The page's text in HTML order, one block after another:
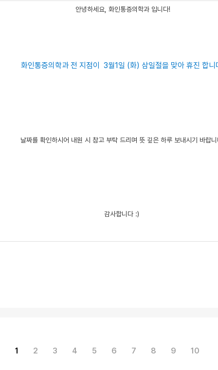
안녕하세요, 화인통증의학과 입니다!
화인통증의학과 전 지점이  3월1일 (화) 삼일절을 맞아 휴진 합니
날짜를 확인하시어 내원 시 참고 부탁 드리며 뜻 깊은 하루 보내시기 바랍
감사합니다 :)
1 2 3 4 5 6 7 8 9 10